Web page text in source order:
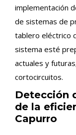
implementación
de sistemas de
tablero eléctrico
sistema esté
actuales y
cortocircuitos.
Detección
de la
Capurro